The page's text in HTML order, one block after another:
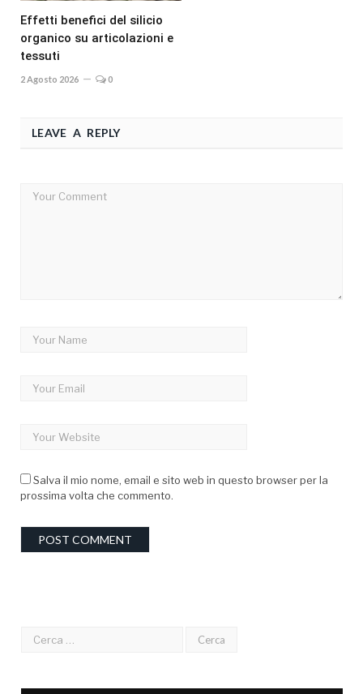
Effetti benefici del silicio
organico su articolazioni e
tessuti
2 Agosto 2026 0
LEAVE A REPLY
Salva il mio nome, email e sito web in questo browser per la
prossima volta che commento.